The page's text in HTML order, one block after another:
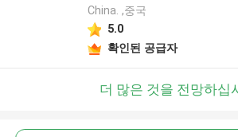
China. ,중국
5.0
확인된 공급자
더 많은 것을 전망하십